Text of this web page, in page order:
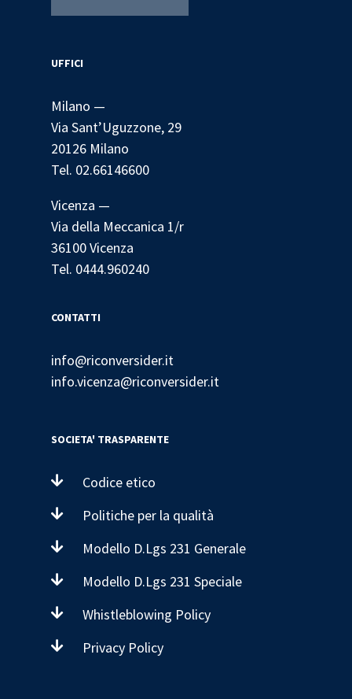
UFFICI
Milano —
Via Sant’Uguzzone, 29
20126 Milano
Tel. 02.66146600
Vicenza —
Via della Meccanica 1/r
36100 Vicenza
Tel. 0444.960240
CONTATTI
info@riconversider.it
info.vicenza@riconversider.it
SOCIETA' TRASPARENTE
Codice etico
Politiche per la qualità
Modello D.Lgs 231 Generale
Modello D.Lgs 231 Speciale
Whistleblowing Policy
Privacy Policy